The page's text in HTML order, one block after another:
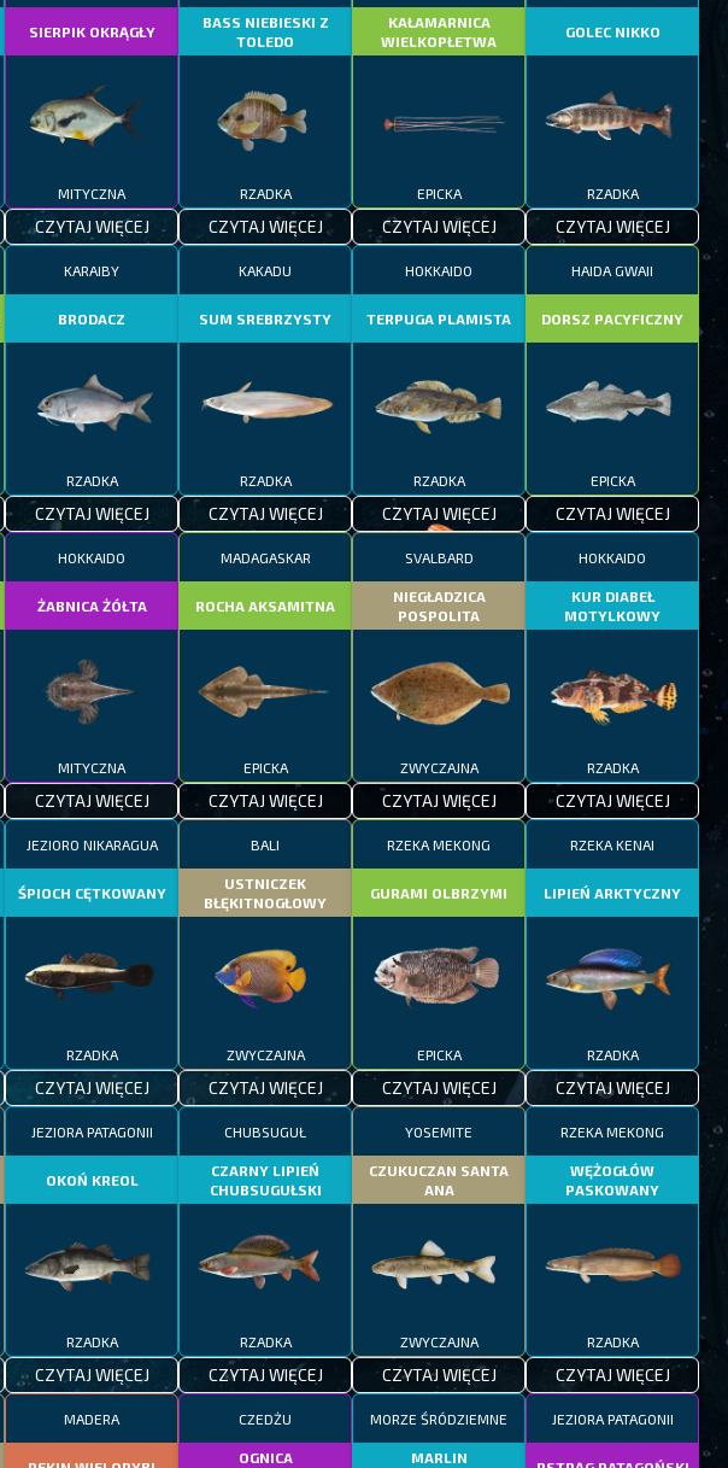
SIERPIK OKRĄGŁY
MITYCZNA
CZYTAJ WIĘCEJ
BASS NIEBIESKI Z
TOLEDO
RZADKA
CZYTAJ WIĘCEJ
KAŁAMARNICA
WIELKOPŁETWA
EPICKA
CZYTAJ WIĘCEJ
GOLEC NIKKO
RZADKA
CZYTAJ WIĘCEJ
KARAIBY
BRODACZ
RZADKA
CZYTAJ WIĘCEJ
KAKADU
SUM SREBRZYSTY
RZADKA
CZYTAJ WIĘCEJ
HOKKAIDO
TERPUGA PLAMISTA
RZADKA
CZYTAJ WIĘCEJ
HAIDA GWAII
DORSZ PACYFICZNY
EPICKA
CZYTAJ WIĘCEJ
HOKKAIDO
ŻABNICA ŻÓŁTA
MITYCZNA
CZYTAJ WIĘCEJ
MADAGASKAR
ROCHA AKSAMITNA
EPICKA
CZYTAJ WIĘCEJ
SVALBARD
NIEGŁADZICA
POSPOLITA
ZWYCZAJNA
CZYTAJ WIĘCEJ
HOKKAIDO
KUR DIABEŁ
MOTYLKOWY
RZADKA
CZYTAJ WIĘCEJ
JEZIORO NIKARAGUA
ŚPIOCH CĘTKOWANY
RZADKA
CZYTAJ WIĘCEJ
BALI
USTNICZEK
BŁĘKITNOGŁOWY
ZWYCZAJNA
CZYTAJ WIĘCEJ
RZEKA MEKONG
GURAMI OLBRZYMI
EPICKA
CZYTAJ WIĘCEJ
RZEKA KENAI
LIPIEŃ ARKTYCZNY
RZADKA
CZYTAJ WIĘCEJ
JEZIORA PATAGONII
OKOŃ KREOL
RZADKA
CZYTAJ WIĘCEJ
CHUBSUGUŁ
CZARNY LIPIEŃ
CHUBSUGUŁSKI
RZADKA
CZYTAJ WIĘCEJ
YOSEMITE
CZUKUCZAN SANTA
ANA
ZWYCZAJNA
CZYTAJ WIĘCEJ
RZEKA MEKONG
WĘŻOGŁÓW
PASKOWANY
RZADKA
CZYTAJ WIĘCEJ
MADERA CZEDŻU
OGNICA
MORZE ŚRÓDZIEMNE
MARLIN
JEZIORA PATAGONII